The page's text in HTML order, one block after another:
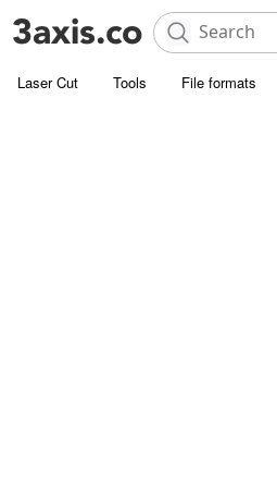
Laser Cut Tools File formats